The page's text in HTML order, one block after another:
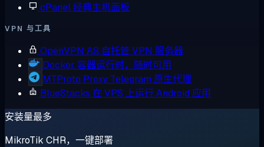
cPanel经典主机面板
VPN 与工具
OpenVPN AS 自托管 VPN 服务器
Docker 容器运行时，随时可用
MTProto Proxy Telegram 原生代理
BlueStacks 在 VPS 上运行 Android 应用
安装量最多
MikroTik CHR，一键部署